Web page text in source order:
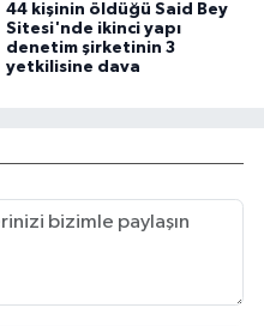
44 kişinin öldüğü Said Bey
Sitesi'nde ikinci yapı
denetim şirketinin 3
yetkilisine dava